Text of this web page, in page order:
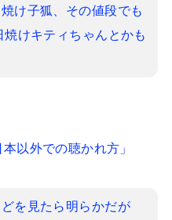
け子狐、その値段でも
けキティちゃんとかも
以外での聴かれ方」
を見たら明らかだが